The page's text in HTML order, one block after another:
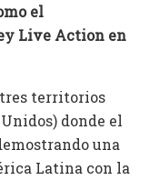
el
Live Action en
territorios
donde el
una
Latina con la